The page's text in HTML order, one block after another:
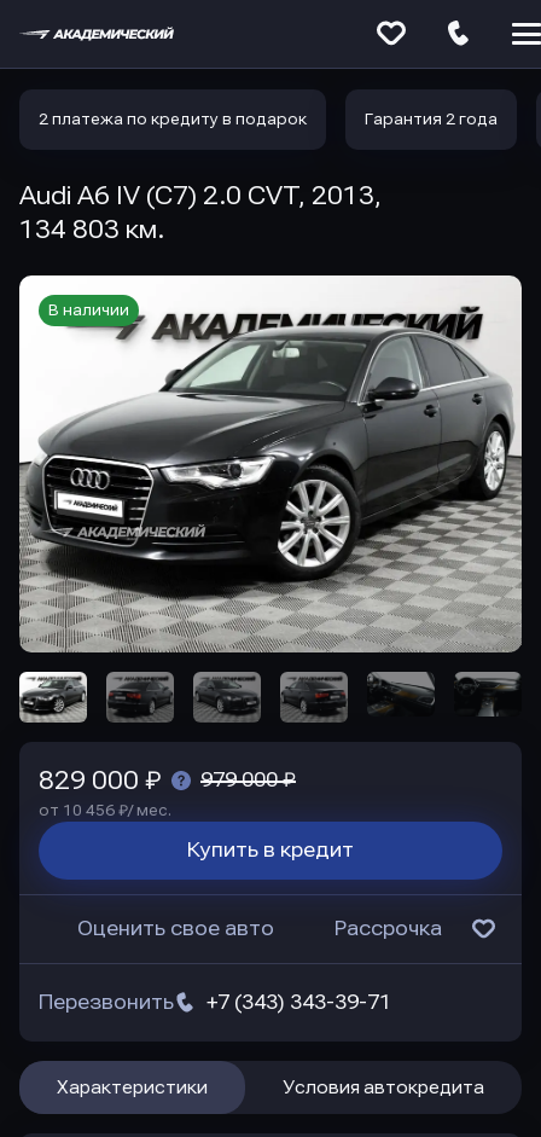
2 платежа по кредиту в подарок Гарантия 2 года
Audi A6 IV (C7) 2.0 CVT, 2013,
134 803 км.
В наличии
829 000 ₽ 979 000 ₽
от 10 456 ₽/ мес.
Купить в кредит
Оценить свое авто Рассрочка
+7 (343) 343-39-71
Перезвонить
Характеристики Условия автокредита